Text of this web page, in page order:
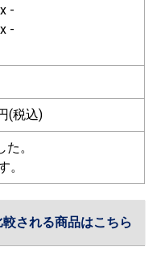
-
-
(税込)
。
。
される商品はこちら